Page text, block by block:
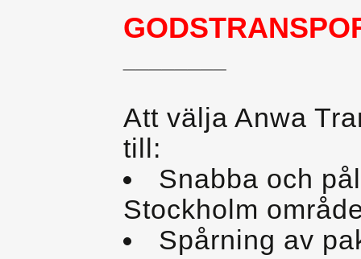
Att välja Anwa
till:
Snabba och
Stockholm
Spårning av